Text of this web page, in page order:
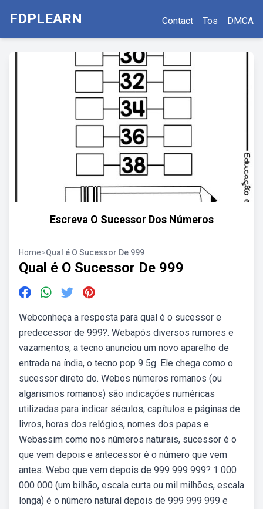
FDPLEARN Contact Tos DMCA
Escreva O Sucessor Dos Números
Home>Qual é O Sucessor De 999
Qual é O Sucessor De 999
Webconheça a resposta para qual é o sucessor e
predecessor de 999?. Webapós diversos rumores e
vazamentos, a tecno anunciou um novo aparelho de
entrada na índia, o tecno pop 9 5g. Ele chega como o
sucessor direto do. Webos números romanos (ou
algarismos romanos) são indicações numéricas
utilizadas para indicar séculos, capítulos e páginas de
livros, horas dos relógios, nomes dos papas e.
Webassim como nos números naturais, sucessor é o
que vem depois e antecessor é o número que vem
antes. Webo que vem depois de 999 999 999? 1 000
000 000 (um bilhão, escala curta ou mil milhões, escala
longa) é o número natural depois de 999 999 999 e